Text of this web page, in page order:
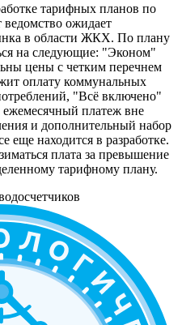
тарифных планов по
ожидает
в области ЖКХ. По плану
на следующие: "Эконом"
цены с четким перечнем
оплату коммунальных
"Всё включено"
платеж вне
и дополнительный набор
еще находится в разработке.
плата за превышение
тарифному плану.